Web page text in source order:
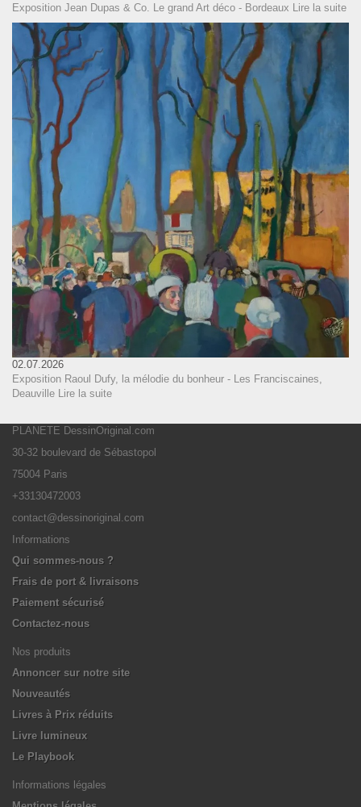
Exposition Jean Dupas & Co. Le grand Art déco - Bordeaux Lire la suite
02.07.2026
Exposition Raoul Dufy, la mélodie du bonheur - Les Franciscaines,
Deauville Lire la suite
PLANETE DessinOriginal.com
30-32 boulevard de Sébastopol
75004 Paris
+33130472003
contact@dessinoriginal.com
Informations
Qui sommes-nous ?
Frais de port & livraisons
Paiement sécurisé
Contactez-nous
Nos produits
Annoncer sur notre site
Nouveautés
Livres à Prix réduits
Livre lumineux
Le Playbook
Informations légales